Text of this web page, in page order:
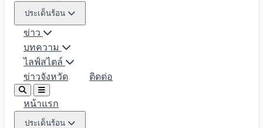
ประเด็นร้อน
ข่าว
บทความ
ไลฟ์สไตล์
ข่าวจังหวัด
ติดต่อ
หน้าแรก
ประเด็นร้อน